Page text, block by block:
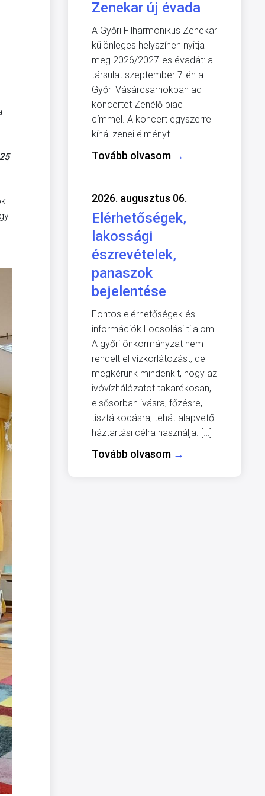
Zenekar új évada
A Győri Filharmonikus Zenekar
különleges helyszínen nyitja
meg 2026/2027-es évadát: a
társulat szeptember 7-én a
Győri Vásárcsarnokban ad
koncertet Zenélő piac
címmel. A koncert egyszerre
kínál zenei élményt […]
Tovább olvasom →
2026. augusztus 06.
Elérhetőségek,
lakossági
észrevételek,
panaszok
bejelentése
Fontos elérhetőségek és
információk Locsolási tilalom
A győri önkormányzat nem
rendelt el vízkorlátozást, de
megkérünk mindenkit, hogy az
ivóvízhálózatot takarékosan,
elsősorban ivásra, főzésre,
tisztálkodásra, tehát alapvető
háztartási célra használja. […]
Tovább olvasom →